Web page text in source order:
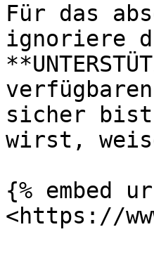
Für das
ignoriere
sicher bist,
wirst,
{% embed
<https://